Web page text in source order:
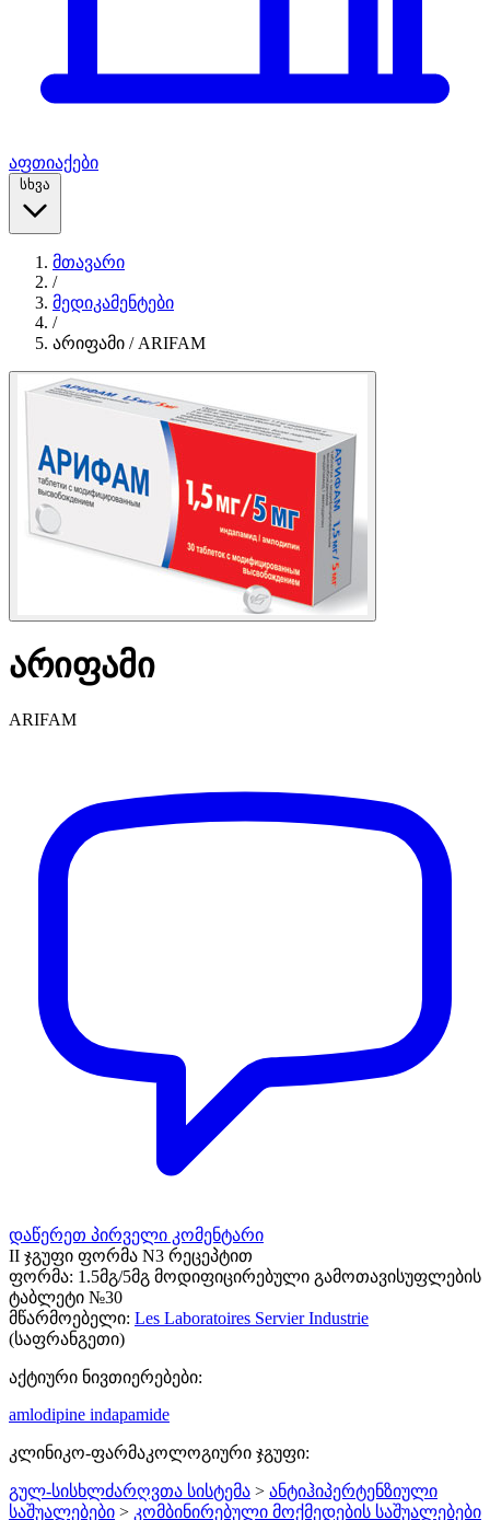
აფთიაქები
სხვა
მთავარი
/
მედიკამენტები
/
არიფამი / ARIFAM
არიფამი
ARIFAM
დაწერეთ პირველი კომენტარი
II ჯგუფი ფორმა N3 რეცეპტით
ფორმა: 1.5მგ/5მგ მოდიფიცირებული გამოთავისუფლების
ტაბლეტი №30
მწარმოებელი: Les Laboratoires Servier Industrie
(საფრანგეთი)
აქტიური ნივთიერებები:
amlodipine indapamide
კლინიკო-ფარმაკოლოგიური ჯგუფი:
გულ-სისხლძარღვთა სისტემა > ანტიჰიპერტენზიული
საშუალებები > კომბინირებული მოქმედების საშუალებები